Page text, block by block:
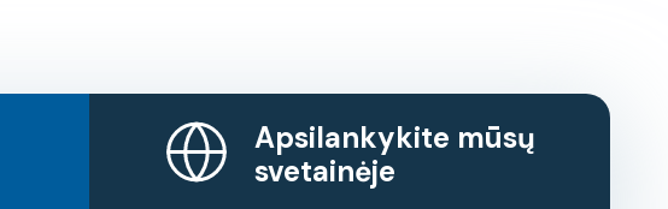
Apsilankykite mūsų
svetainėje